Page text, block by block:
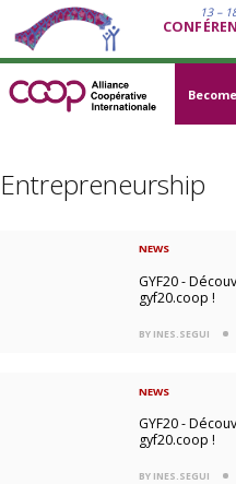
13 –
Entrepreneurship
NEWS
GYF20 -
gyf20.coop !
BY INES.SEGUI
NEWS
GYF20 -
gyf20.coop !
BY INES.SEGUI